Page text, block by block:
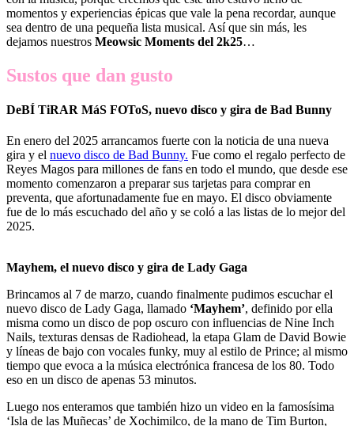
momentos y experiencias épicas que vale la pena recordar, aunque
sea dentro de una pequeña lista musical. Así que sin más, les
dejamos nuestros Meowsic Moments del 2k25…
Sustos que dan gusto
DeBÍ TiRAR MáS FOToS, nuevo disco y gira de Bad Bunny
En enero del 2025 arrancamos fuerte con la noticia de una nueva
gira y el nuevo disco de Bad Bunny. Fue como el regalo perfecto de
Reyes Magos para millones de fans en todo el mundo, que desde ese
momento comenzaron a preparar sus tarjetas para comprar en
preventa, que afortunadamente fue en mayo. El disco obviamente
fue de lo más escuchado del año y se coló a las listas de lo mejor del
2025.
Mayhem, el nuevo disco y gira de Lady Gaga
Brincamos al 7 de marzo, cuando finalmente pudimos escuchar el
nuevo disco de Lady Gaga, llamado ‘Mayhem’, definido por ella
misma como un disco de pop oscuro con influencias de Nine Inch
Nails, texturas densas de Radiohead, la etapa Glam de David Bowie
y líneas de bajo con vocales funky, muy al estilo de Prince; al mismo
tiempo que evoca a la música electrónica francesa de los 80. Todo
eso en un disco de apenas 53 minutos.
Luego nos enteramos que también hizo un video en la famosísima
‘Isla de las Muñecas’ de Xochimilco, de la mano de Tim Burton,